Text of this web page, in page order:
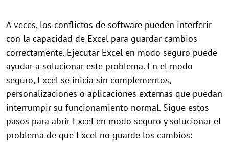
A veces, los conflictos de software pueden interferir
con la capacidad de Excel para guardar cambios
correctamente. Ejecutar Excel en modo seguro puede
ayudar a solucionar este problema. En el modo
seguro, Excel se inicia sin complementos,
personalizaciones o aplicaciones externas que puedan
interrumpir su funcionamiento normal. Sigue estos
pasos para abrir Excel en modo seguro y solucionar el
problema de que Excel no guarde los cambios: